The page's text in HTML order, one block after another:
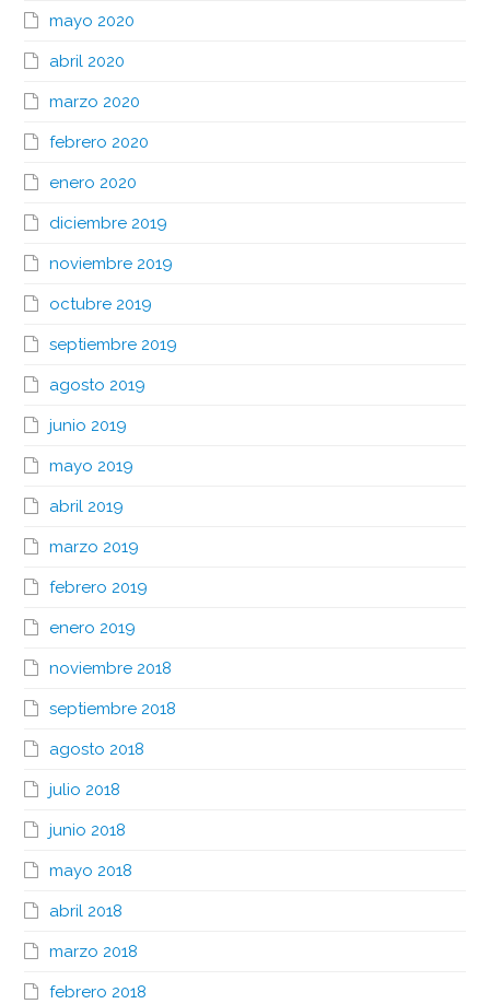
mayo 2020
abril 2020
marzo 2020
febrero 2020
enero 2020
diciembre 2019
noviembre 2019
octubre 2019
septiembre 2019
agosto 2019
junio 2019
mayo 2019
abril 2019
marzo 2019
febrero 2019
enero 2019
noviembre 2018
septiembre 2018
agosto 2018
julio 2018
junio 2018
mayo 2018
abril 2018
marzo 2018
febrero 2018